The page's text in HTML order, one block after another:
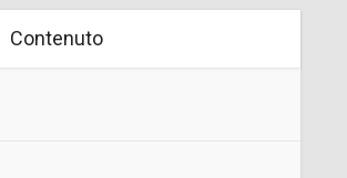
Contenuto